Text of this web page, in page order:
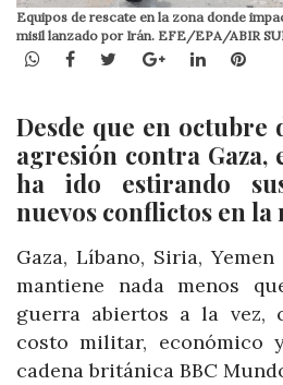
Equipos de rescate en la zona donde
misil lanzado por Irán. EFE/EPA/ABIR
WhatsApp
Facebook
TwitterGoogle+LinkedIn
Desde que en octubre
agresión contra
ha ido estirando
nuevos conflictos en la
Gaza, Líbano, Siria,
mantiene nada menos
guerra abiertos a la vez,
costo militar, económico
cadena británica BBC